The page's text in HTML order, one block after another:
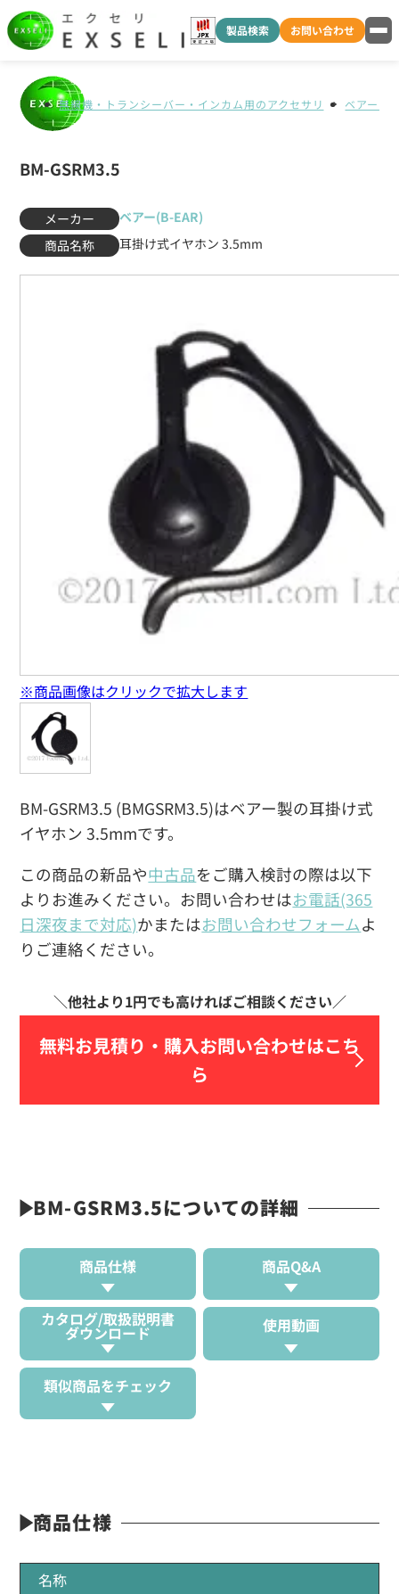
製品検索 お問い合わせ
無線機・トランシーバー・インカム用のアクセサリ ベアー(B-
BM-GSRM3.5
メーカー
ベアー(B-EAR)
商品名称
耳掛け式イヤホン 3.5mm
BM-GSRM3.5 (BMGSRM3.5)はベアー製の耳掛け式
イヤホン 3.5mmです。
この商品の新品や中古品をご購入検討の際は以下
よりお進みください。お問い合わせはお電話(365
日深夜まで対応)かまたはお問い合わせフォームよ
りご連絡ください。
無料お見積り・ 購入お問い合わせはこち
ら
※商品画像はクリックで拡大します
BM-GSRM3.5についての詳細
商品仕様 商品Q&A
カタログ/取扱説明書
ダウンロード 使用動画
類似商品をチェック
商品仕様
名称